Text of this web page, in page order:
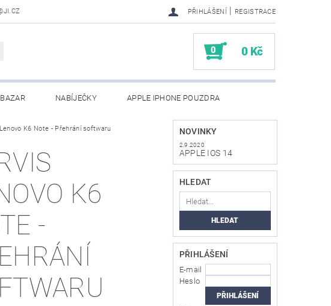
PŘIHLÁŠENÍ | REGISTRACE
0 0 Kč
NABÍJEČKY APPLE IPHONE POUZDRA
PODMÍNKY NAPIŠTE NÁM KONTAKTY
K6 Note - Přehrání softwaru
K6
-
NOVINKY
2.9.2020
APPLE IOS 14
HLEDAT
PŘIHLÁŠENÍ
E-mail
Heslo